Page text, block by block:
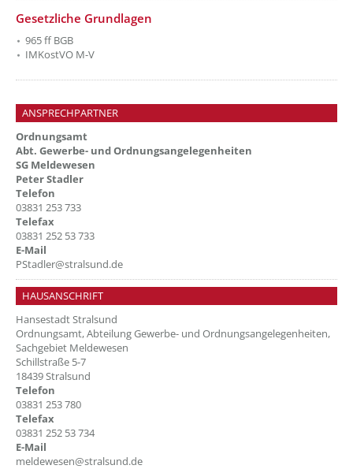
Gesetzliche Grundlagen
965 ff BGB
IMKostVO M-V
ANSPRECHPARTNER
Ordnungsamt
Abt. Gewerbe- und Ordnungsangelegenheiten
SG Meldewesen
Peter Stadler
Telefon
03831 253 733
Telefax
03831 252 53 733
E-Mail
PStadler@stralsund.de
HAUSANSCHRIFT
Hansestadt Stralsund
Ordnungsamt, Abteilung Gewerbe- und Ordnungsangelegenheiten,
Sachgebiet Meldewesen
Schillstraße 5-7
18439 Stralsund
Telefon
03831 253 780
Telefax
03831 252 53 734
E-Mail
meldewesen@stralsund.de